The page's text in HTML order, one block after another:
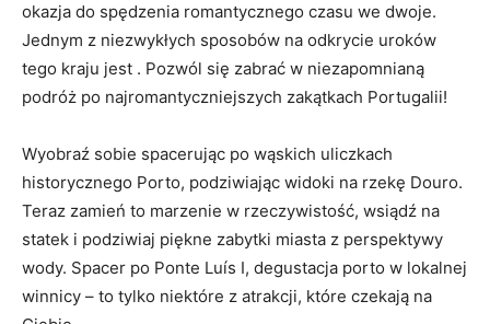
okazja do spędzenia romantycznego czasu we dwoje.
Jednym z niezwykłych sposobów na odkrycie uroków
tego kraju jest . Pozwól się zabrać w niezapomnianą
podróż po najromantyczniejszych zakątkach Portugalii!
Wyobraź sobie spacerując po wąskich uliczkach
historycznego Porto, podziwiając widoki na rzekę Douro.
Teraz zamień to marzenie w rzeczywistość, wsiądź na
statek i podziwiaj piękne zabytki miasta z perspektywy
wody. Spacer po Ponte Luís I, degustacja porto w lokalnej
winnicy – to tylko niektóre z atrakcji, które czekają na